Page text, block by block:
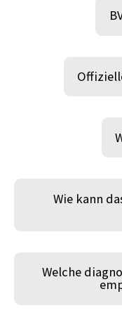
Wie kann
Welche